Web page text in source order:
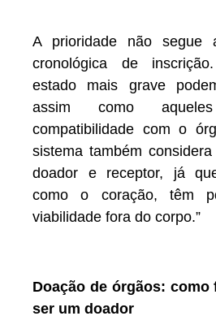
A prioridade não segue
cronológica de
estado mais grave
assim como
compatibilidade com o
sistema também
doador e receptor, já
como o coração, têm
viabilidade fora do corpo.”
Doação de órgãos: como
ser um doador